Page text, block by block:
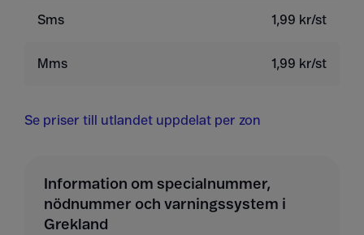
Sms 1,99 kr/st
Mms 1,99 kr/st
Se priser till utlandet uppdelat per zon
Information om specialnummer,
nödnummer och varningssystem i
Grekland